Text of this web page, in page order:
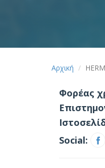
Αρχική
Φορέας
Social: